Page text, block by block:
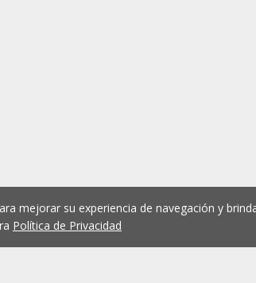
mejorar su experiencia de navegación y
Política de Privacidad